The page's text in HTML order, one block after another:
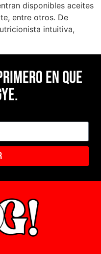
disponibles aceites
entre otros. De
intuitiva,
en Que